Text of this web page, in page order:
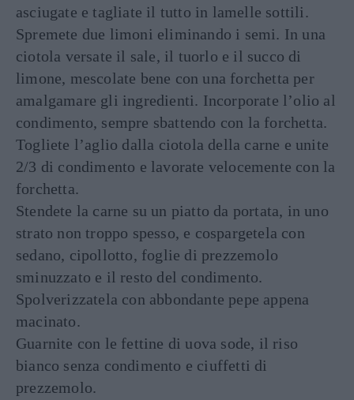
asciugate e tagliate il tutto in lamelle sottili.
Spremete due limoni eliminando i semi. In una
ciotola versate il sale, il tuorlo e il succo di
limone, mescolate bene con una forchetta per
amalgamare gli ingredienti. Incorporate l’olio al
condimento, sempre sbattendo con la forchetta.
Togliete l’aglio dalla ciotola della carne e unite
2/3 di condimento e lavorate velocemente con la
forchetta.
Stendete la carne su un piatto da portata, in uno
strato non troppo spesso, e cospargetela con
sedano, cipollotto, foglie di prezzemolo
sminuzzato e il resto del condimento.
Spolverizzatela con abbondante pepe appena
macinato.
Guarnite con le fettine di uova sode, il riso
bianco senza condimento e ciuffetti di
prezzemolo.